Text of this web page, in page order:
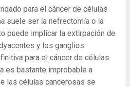
para el cáncer de células
suele ser la nefrectomía o la
puede implicar la extirpación de
y los ganglios
para el cáncer de células
es bastante improbable a
las células cancerosas se